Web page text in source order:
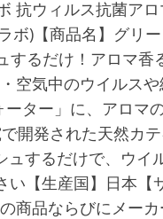
抗ウィルス抗菌アロ
ボ)【商品名】グリ
するだけ！アロマ香
空気中のウイルスや
ター」に、アロマ
開発された天然カ
ュするだけで、ウイ
【生産国】日本【
商品ならびにメー